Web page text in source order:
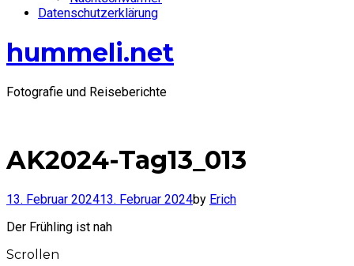
Datenschutzerklärung
hummeli.net
Fotografie und Reiseberichte
AK2024-Tag13_013
13. Februar 202413. Februar 2024by Erich
Der Frühling ist nah
Scrollen